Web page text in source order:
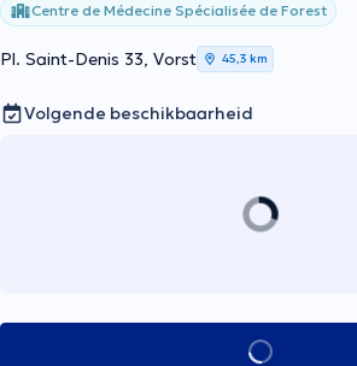
Centre de Médecine Spécialisée de Forest
Pl. Saint-Denis 33, Vorst 45,3 km
Volgende beschikbaarheid
Alles zien